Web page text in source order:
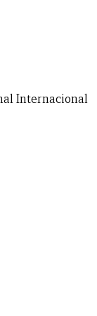
Internacional